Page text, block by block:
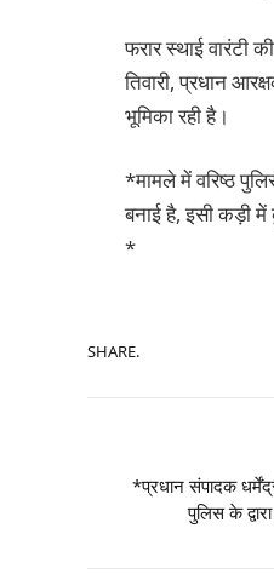
फरार स्थाई वारंटी
तिवारी, प्रधान
भूमिका रही है।
*मामले में वरिष्ठ
बनाई है, इसी कड़ी में
*
SHARE.
*प्रधान संपादक
पुलिस के